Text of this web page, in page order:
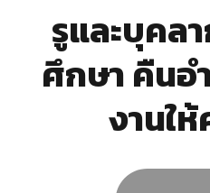
รูและบุคล
ศึกษา คืนอ
งานใ